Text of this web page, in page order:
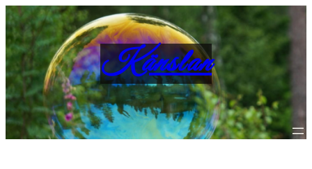
Hoppa
till
innehåll
Känslan